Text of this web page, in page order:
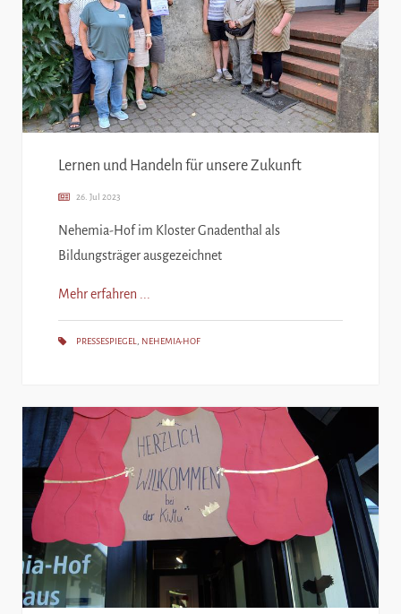
Lernen und Handeln für unsere Zukunft
26. Jul 2023
Nehemia-Hof im Kloster Gnadenthal als
Bildungsträger ausgezeichnet
Mehr erfahren ...
PRESSESPIEGEL NEHEMIA-HOF